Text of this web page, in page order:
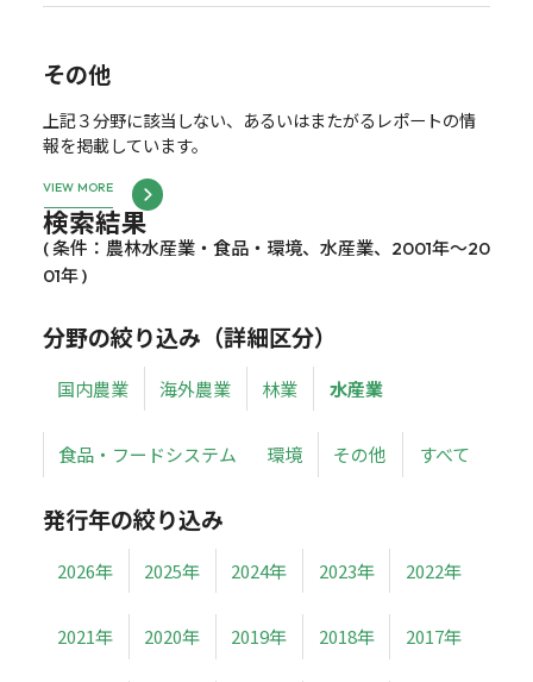
その他
上記３分野に該当しない、あるいはまたがるレポートの情
報を掲載しています。
VIEW MORE
検索結果
( 条件：農林水産業・食品・環境、水産業、2001年～20
01年 )
分野の絞り込み（詳細区分）
国内農業 海外農業 林業 水産業
食品・フードシステム 環境 その他 すべて
発行年の絞り込み
2026年 2025年 2024年 2023年 2022年
2021年 2020年 2019年 2018年 2017年